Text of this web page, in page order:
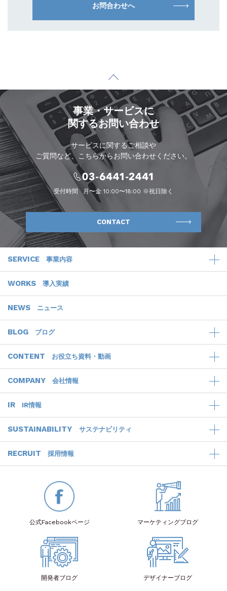
お問合わせへ
事業・サービスに
関するお問い合わせ
サービスに関するご相談や
ご質問など、こちらからお問い合わせください。
受付時間 月〜金 10:00〜18:00 ※祝日除く
CONTACT
SERVICE 事業内容
WORKS 導入実績
NEWS ニュース
BLOG ブログ
CONTENT お役立ち資料・動画
COMPANY 会社情報
IR IR情報
SUSTAINABILITY サステナビリティ
RECRUIT 採用情報
公式Facebookページ マーケティングブログ
開発者ブログ デザイナーブログ